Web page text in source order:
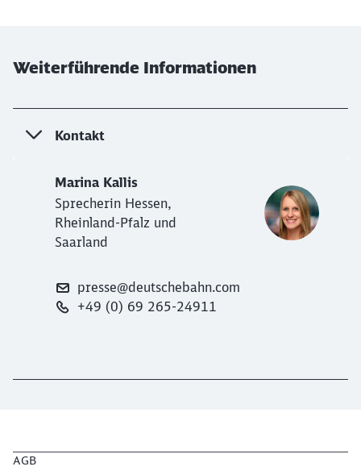
Weiterführende Informationen
Kontakt
Marina Kallis
Sprecherin Hessen,
Rheinland-Pfalz und
Saarland
presse@deutschebahn.com
+49 (0) 69 265-24911
AGB